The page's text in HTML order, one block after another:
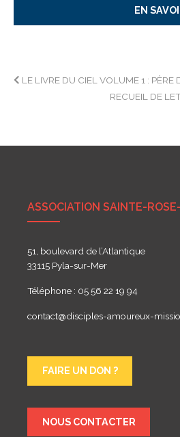
EN
Navigation
l’article
LE LIVRE DU CIEL VOLUME 1 : PÈRE
RECUEIL DE
ASSOCIATION SAINTE-
51, boulevard de l’Atlantique
33115 Pyla-sur-Mer
Téléphone : 05 56 22 19 94
contact@disciples-amoureux-
FAIRE UN DON ?
NOUS CONTACTER